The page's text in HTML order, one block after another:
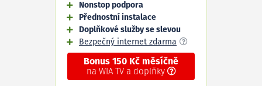
Nonstop podpora
Přednostní instalace
Doplňkové služby se slevou
Bezpečný internet zdarma
Bonus 150 Kč měsíčně
na WIA TV a doplňky